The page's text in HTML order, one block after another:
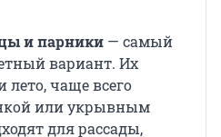
и парники — самый
вариант. Их
лето, чаще всего
или укрывным
для рассады,